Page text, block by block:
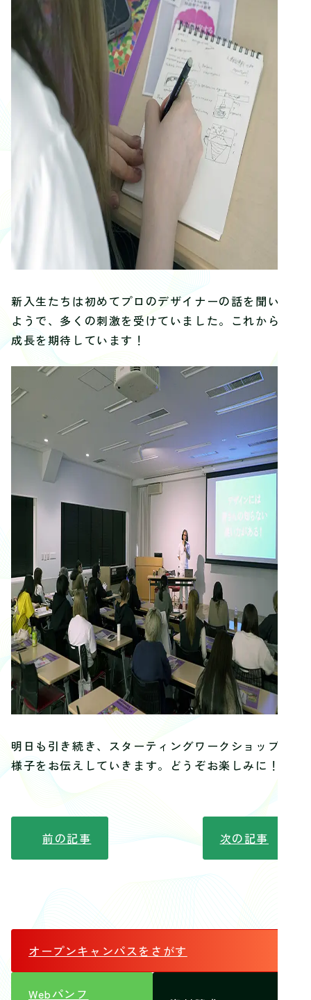
新入生たちは初めてプロのデザイナーの話を聞いた
ようで、多くの刺激を受けていました。これからの
成長を期待しています！
明日も引き続き、スターティングワークショップの
様子をお伝えしていきます。どうぞお楽しみに！
前の記事 次の記事
オープンキャンパスをさがす
Webパンフ